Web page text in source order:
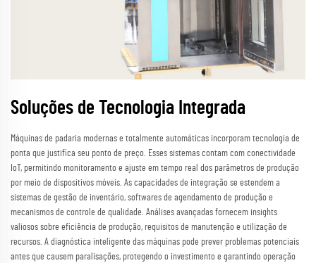
Soluções de Tecnologia Integrada
Máquinas de padaria modernas e totalmente automáticas incorporam tecnologia de
ponta que justifica seu ponto de preço. Esses sistemas contam com conectividade
IoT, permitindo monitoramento e ajuste em tempo real dos parâmetros de produção
por meio de dispositivos móveis. As capacidades de integração se estendem a
sistemas de gestão de inventário, softwares de agendamento de produção e
mecanismos de controle de qualidade. Análises avançadas fornecem insights
valiosos sobre eficiência de produção, requisitos de manutenção e utilização de
recursos. A diagnóstica inteligente das máquinas pode prever problemas potenciais
antes que causem paralisações, protegendo o investimento e garantindo operação